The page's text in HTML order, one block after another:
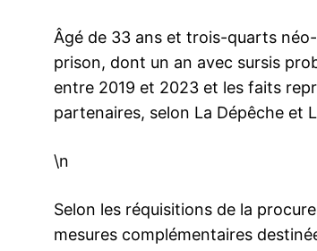
Âgé de 33 ans et trois-quarts
prison, dont un an avec sursis
entre 2019 et 2023 et les faits
partenaires, selon La Dépêche et
\n
Selon les réquisitions de la
mesures complémentaires